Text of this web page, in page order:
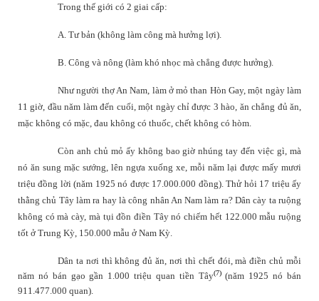
Trong thế giới có 2 giai cấp:
A. Tư bản (không làm công mà hưởng lợi).
B. Công và nông (làm khó nhọc mà chẳng được hưởng).
Như người thợ An Nam, làm ở mỏ than Hòn Gay, một ngày làm
11 giờ, đầu năm làm đến cuối, một ngày chỉ được 3 hào, ăn chẳng đủ ăn,
mặc không có mặc, đau không có thuốc, chết không có hòm.
Còn anh chủ mỏ ấy không bao giờ nhúng tay đến việc gì, mà
nó ăn sung mặc sướng, lên ngựa xuống xe, mỗi năm lại được mấy mươi
triệu đồng lời (năm 1925 nó được 17.000.000 đồng). Thử hỏi 17 triệu ấy
thằng chủ Tây làm ra hay là công nhân An Nam làm ra? Dân cày ta ruộng
không có mà cày, mà tụi đồn điền Tây nó chiếm hết 122.000 mẫu ruộng
tốt ở Trung Kỳ, 150.000 mẫu ở Nam Kỳ.
Dân ta nơi thì không đủ ăn, nơi thì chết đói, mà điền chủ mỗi
năm nó bán gạo gần 1.000 triệu quan tiền Tây(7) (năm 1925 nó bán
911.477.000 quan).